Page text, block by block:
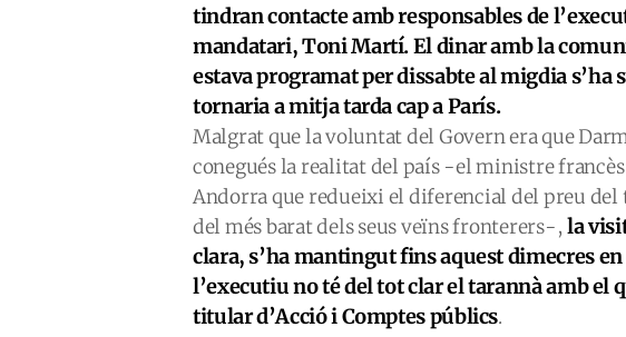
tindran contacte amb responsables de
mandatari, Toni Martí. El dinar amb la
estava programat per dissabte al migdia s’ha
tornaria a mitja tarda cap a París.
Malgrat que la voluntat del Govern era que
conegués la realitat del país -el ministre
Andorra que redueixi el diferencial del preu del
del més barat dels seus veïns fronterers-,la
clara, s’ha mantingut fins aquest dimecres
l’executiu no té del tot clar el tarannà amb el
titular d’Acció i Comptes públics.